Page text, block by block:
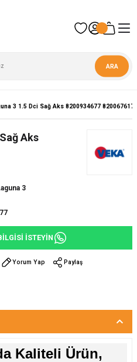
ARA
3 1.5 Dci Sağ Aks 8200934677 8200676172
Aks
3
İSTEYİN
Yorum Yap Paylaş
Kaliteli Ürün,